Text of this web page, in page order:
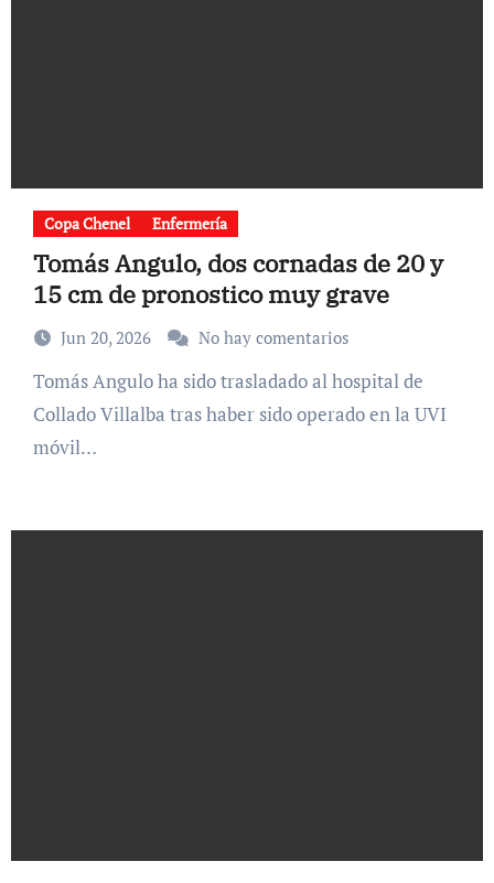
Copa Chenel Enfermería
Tomás Angulo, dos cornadas de 20 y
15 cm de pronostico muy grave
Jun 20, 2026 No hay comentarios
Tomás Angulo ha sido trasladado al hospital de
Collado Villalba tras haber sido operado en la UVI
móvil…